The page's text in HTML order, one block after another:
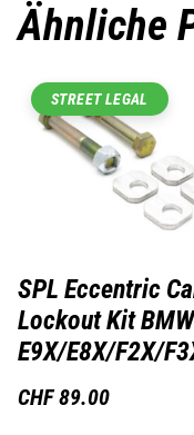
Ähnliche
STREET LEGAL
SPL Eccentric
Lockout Kit BMW
E9X/E8X/F2X/
CHF89.00